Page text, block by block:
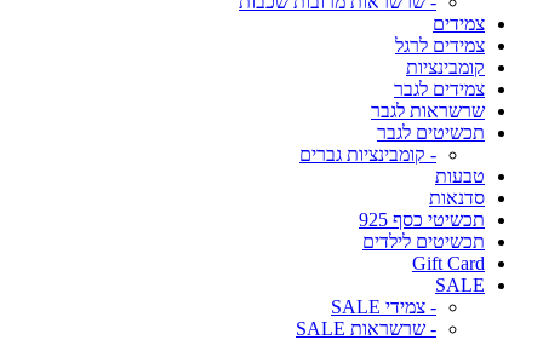
צמידים
צמידים לרגל
קומבינציות
צמידים לגבר
שרשראות לגבר
תכשיטים לגבר
- קומבינציות גברים
טבעות
סדנאות
תכשיטי כסף 925
תכשיטים לילדים
Gift Card
SALE
- צמידי SALE
- שרשראות SALE